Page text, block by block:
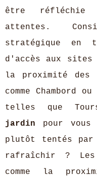
être réfléchie
attentes.
stratégique en
d'accès aux
la proximité des
comme Chambord
telles que
jardin pour vous
plutôt tentés par
rafraîchir ? Les
comme la